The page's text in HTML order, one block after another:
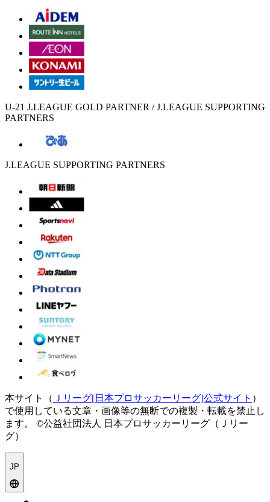
U-21 J.LEAGUE GOLD PARTNER / J.LEAGUE SUPPORTING
PARTNERS
J.LEAGUE SUPPORTING PARTNERS
本サイト（ Ｊリーグ[日本プロサッカーリーグ]公式サイト ）
で使用している文章・画像等の無断での複製・転載を禁止し
ます。
©公益社団法人 日本プロサッカーリーグ（Ｊリー
グ）
JP